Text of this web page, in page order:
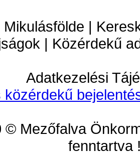
Mikulásfölde |
| Közérdekű
Adatkezelési
közérdekű
© Mezőfalva
fenntartva